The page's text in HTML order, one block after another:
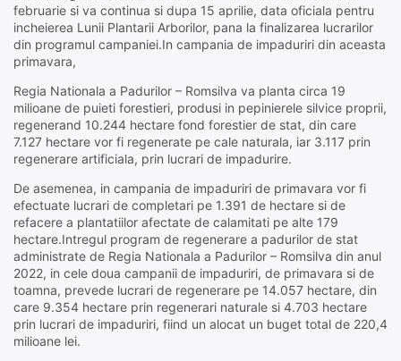
februarie si va continua si dupa 15 aprilie, data oficiala pentru
incheierea Lunii Plantarii Arborilor, pana la finalizarea lucrarilor
din programul campaniei.In campania de impaduriri din aceasta
primavara,
Regia Nationala a Padurilor – Romsilva va planta circa 19
milioane de puieti forestieri, produsi in pepinierele silvice proprii,
regenerand 10.244 hectare fond forestier de stat, din care
7.127 hectare vor fi regenerate pe cale naturala, iar 3.117 prin
regenerare artificiala, prin lucrari de impadurire.
De asemenea, in campania de impaduriri de primavara vor fi
efectuate lucrari de completari pe 1.391 de hectare si de
refacere a plantatiilor afectate de calamitati pe alte 179
hectare.Intregul program de regenerare a padurilor de stat
administrate de Regia Nationala a Padurilor – Romsilva din anul
2022, in cele doua campanii de impaduriri, de primavara si de
toamna, prevede lucrari de regenerare pe 14.057 hectare, din
care 9.354 hectare prin regenerari naturale si 4.703 hectare
prin lucrari de impaduriri, fiind un alocat un buget total de 220,4
milioane lei.